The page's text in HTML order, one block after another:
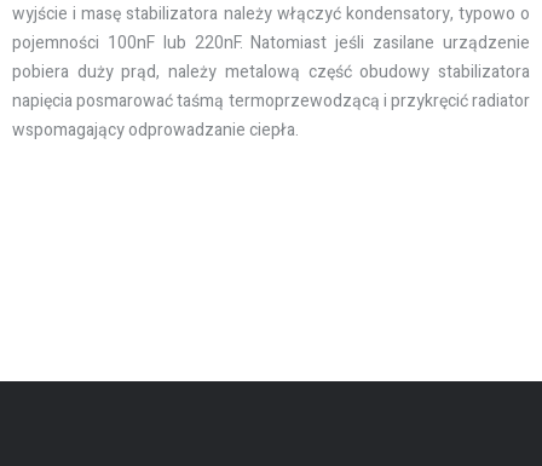
wyjście i masę stabilizatora należy włączyć kondensatory, typowo o
pojemności 100nF lub 220nF. Natomiast jeśli zasilane urządzenie
pobiera duży prąd, należy metalową część obudowy stabilizatora
napięcia posmarować taśmą termoprzewodzącą i przykręcić radiator
wspomagający odprowadzanie ciepła.